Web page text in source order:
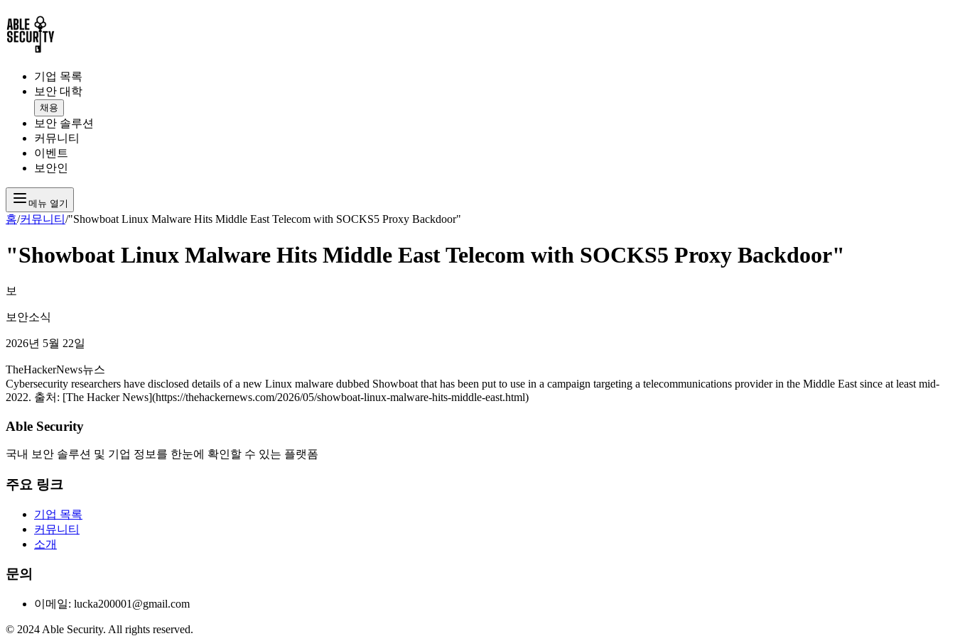
기업 목록
보안 대학
채용
보안 솔루션
커뮤니티
이벤트
보안인
메뉴 열기
홈/커뮤니티 /"Showboat Linux Malware Hits Middle East Telecom with SOCKS5 Proxy Backdoor"
"Showboat Linux Malware Hits Middle East Telecom with SOCKS5 Proxy Backdoor"
보
보안소식
2026년 5월 22일
TheHackerNews뉴스
Cybersecurity researchers have disclosed details of a new Linux malware dubbed Showboat that has been put to use in a campaign targeting a telecommunications provider in the Middle East since at least mid-
2022. 출처: [The Hacker News](https://thehackernews.com/2026/05/showboat-linux-malware-hits-middle-east.html)
Able Security
국내 보안 솔루션 및 기업 정보를 한눈에 확인할 수 있는 플랫폼
주요 링크
기업 목록
커뮤니티
소개
문의
이메일: lucka200001@gmail.com
© 2024 Able Security. All rights reserved.